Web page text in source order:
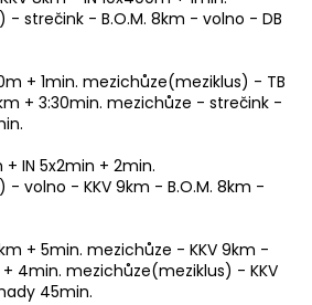
strečink - B.O.M. 8km - volno - DB
+ 1min. mezichůze(meziklus) - TB
+ 3:30min. mezichůze - strečink -
+ IN 5x2min + 2min.
volno - KKV 9km - B.O.M. 8km -
+ 5min. mezichůze - KKV 9km -
+ 4min. mezichůze(meziklus) - KKV
45min.